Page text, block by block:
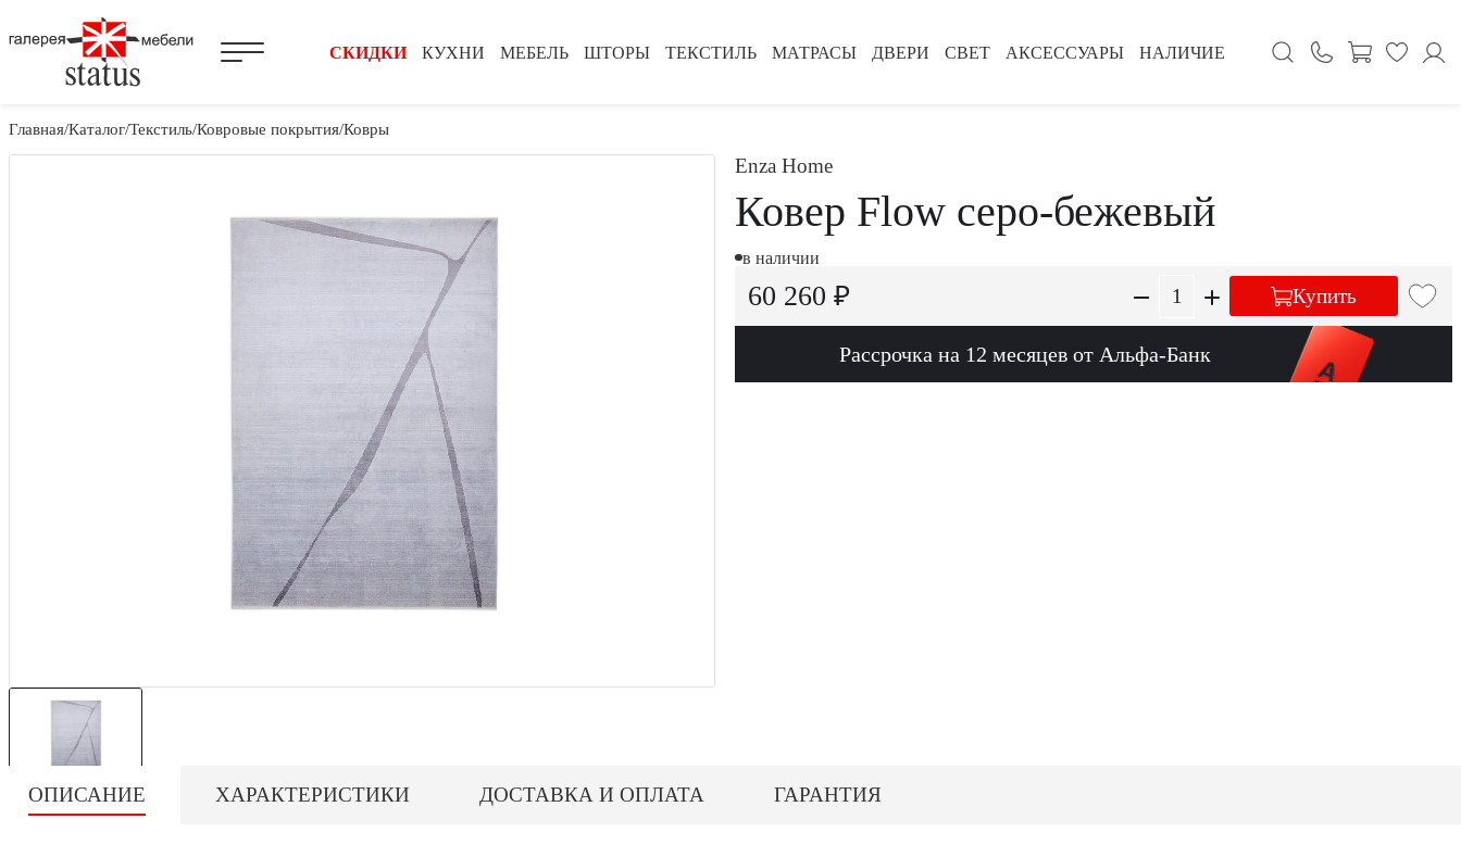
КУХНИ МЕБЕЛЬ ШТОРЫ ТЕКСТИЛЬ МАТРАСЫ ДВЕРИ СВЕТ АКСЕССУАРЫ НАЛИЧИЕ
СКИДКИ
Главная Каталог Текстиль Ковровые покрытия Ковры
Enza Home
Ковер Flow серо-бежевый
в наличии
60 260 ₽ Купить
Рассрочка на 12 месяцев от Альфа-Банк
ОПИСАНИЕ ХАРАКТЕРИСТИКИ ДОСТАВКА И ОПЛАТА ГАРАНТИЯ